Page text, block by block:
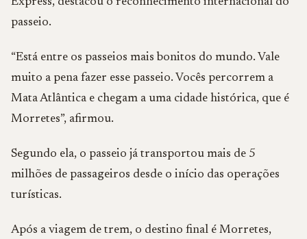
passeio.
“Está entre os passeios mais bonitos do mundo. Vale
muito a pena fazer esse passeio. Vocês percorrem a
Mata Atlântica e chegam a uma cidade histórica, que é
Morretes”, afirmou.
Segundo ela, o passeio já transportou mais de 5
milhões de passageiros desde o início das operações
turísticas.
Após a viagem de trem, o destino final é Morretes,